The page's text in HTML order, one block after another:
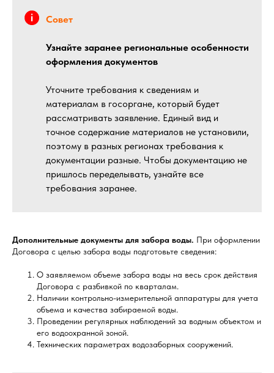
Совет
Узнайте заранее региональные особенности
оформления документов
Уточните требования к сведениям и
материалам в госоргане, который будет
рассматривать заявление. Единый вид и
точное содержание материалов не установили,
поэтому в разных регионах требования к
документации разные. Чтобы документацию не
пришлось переделывать, узнайте все
требования заранее.
Дополнительные документы для забора воды. При оформлении
Договора с целью забора воды подготовьте сведения:
О заявляемом объеме забора воды на весь срок действия
Договора с разбивкой по кварталам.
Наличии контрольно-измерительной аппаратуры для учета
объема и качества забираемой воды.
Проведении регулярных наблюдений за водным объектом и
его водоохранной зоной.
Технических параметрах водозаборных сооружений.